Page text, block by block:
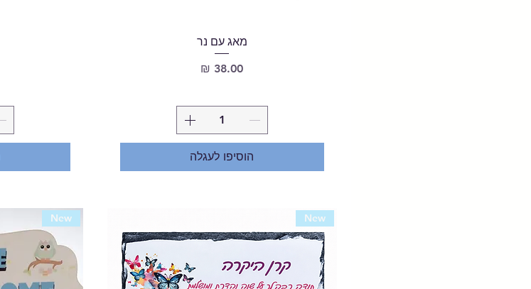
מאג עם נר
מחיר
הוסיפו לעגלה
New
New